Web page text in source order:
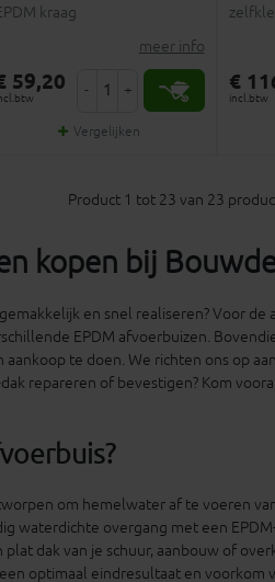
kraag
meer info
59,20 - +
Vergelijken
€
incl.btw
Product 1 tot 23 van 23
kopen bij
en snel realiseren? Voor de
EPDM afvoerbuizen.
aankoop te doen. We richten ons op
repareren of bevestigen? Kom
om hemelwater af te voeren
waterdichte overgang met een
dak van je schuur, aanbouw of
optimaal eindresultaat en voorkom